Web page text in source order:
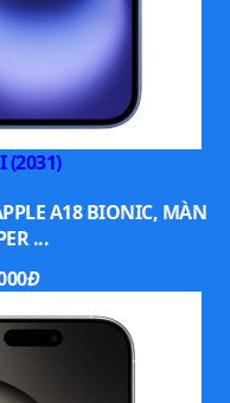
(2031)
A18 BIONIC, MÀN
...
Đ